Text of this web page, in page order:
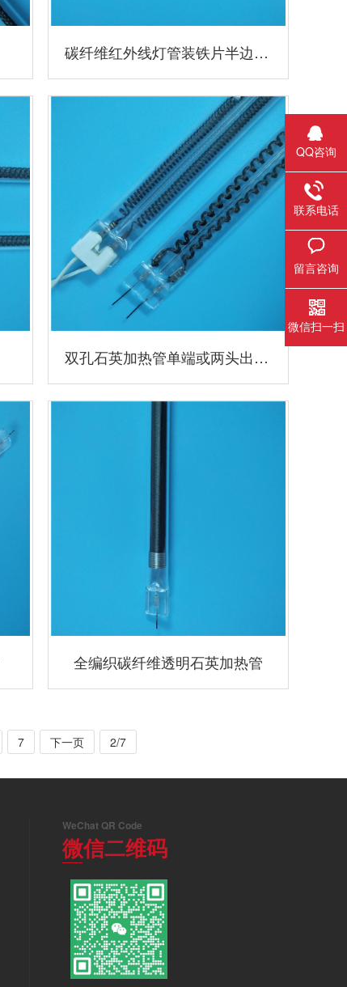
碳纤维红外线灯管装铁片半边涂白
双孔石英加热管单端或两头出线都可以
全编织碳纤维透明石英加热管
7 下一页 2/7
WeChat QR Code
微信二维码
QQ咨询
联系电话
留言咨询
微信扫一扫